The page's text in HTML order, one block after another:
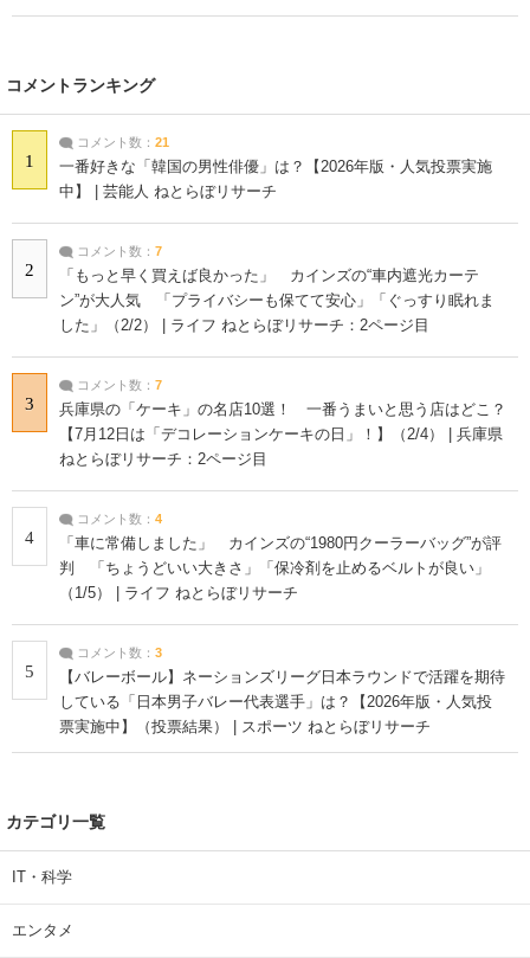
コメントランキング
1
コメント数： 21
一番好きな「韓国の男性俳優」は？【2026年版・人気投票実施
中】 | 芸能人 ねとらぼリサーチ
2
コメント数： 7
「もっと早く買えば良かった」 カインズの“車内遮光カーテ
ン”が大人気 「プライバシーも保てて安心」「ぐっすり眠れま
した」（2/2） | ライフ ねとらぼリサーチ：2ページ目
3
コメント数： 7
兵庫県の「ケーキ」の名店10選！ 一番うまいと思う店はどこ？
【7月12日は「デコレーションケーキの日」！】（2/4） | 兵庫県
ねとらぼリサーチ：2ページ目
4
コメント数： 4
「車に常備しました」 カインズの“1980円クーラーバッグ”が評
判 「ちょうどいい大きさ」「保冷剤を止めるベルトが良い」
（1/5） | ライフ ねとらぼリサーチ
5
コメント数： 3
【バレーボール】ネーションズリーグ日本ラウンドで活躍を期待
している「日本男子バレー代表選手」は？【2026年版・人気投
票実施中】（投票結果） | スポーツ ねとらぼリサーチ
カテゴリ一覧
IT・科学
エンタメ